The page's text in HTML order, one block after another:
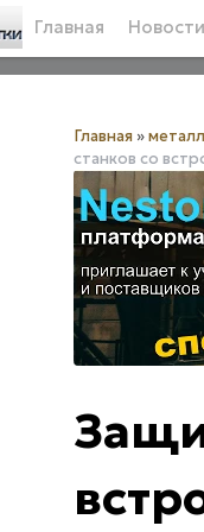
Главная Новости
Главная »
станков со